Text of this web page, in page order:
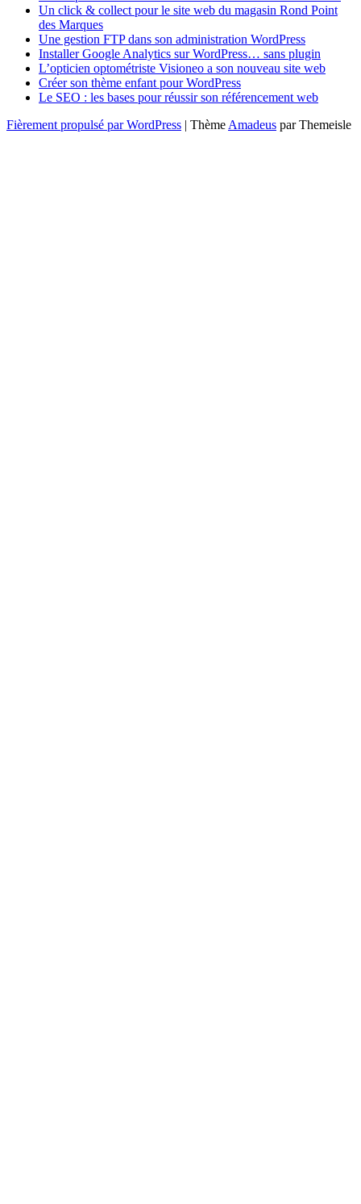
Un click & collect pour le site web du magasin Rond Point
des Marques
Une gestion FTP dans son administration WordPress
Installer Google Analytics sur WordPress… sans plugin
L’opticien optométriste Visioneo a son nouveau site web
Créer son thème enfant pour WordPress
Le SEO : les bases pour réussir son référencement web
Fièrement propulsé par WordPress | Thème Amadeus par Themeisle